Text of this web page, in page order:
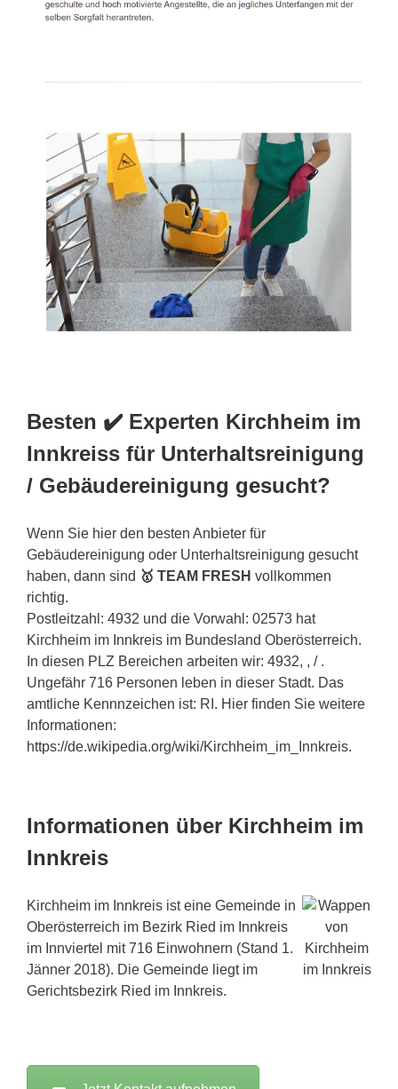
Besten ✔️ Experten Kirchheim im
Innkreiss für Unterhaltsreinigung
/ Gebäudereinigung gesucht?
Wenn Sie hier den besten Anbieter für
Gebäudereinigung oder Unterhaltsreinigung gesucht
haben, dann sind 🥇 TEAM FRESH vollkommen
richtig.
Postleitzahl: 4932 und die Vorwahl: 02573 hat
Kirchheim im Innkreis im Bundesland Oberösterreich.
In diesen PLZ Bereichen arbeiten wir: 4932, , / .
Ungefähr 716 Personen leben in dieser Stadt. Das
amtliche Kennnzeichen ist: RI. Hier finden Sie weitere
Informationen:
https://de.wikipedia.org/wiki/Kirchheim_im_Innkreis.
Informationen über Kirchheim im
Innkreis
Kirchheim im Innkreis ist eine Gemeinde in
Oberösterreich im Bezirk Ried im Innkreis
im Innviertel mit 716 Einwohnern (Stand 1.
Jänner 2018). Die Gemeinde liegt im
Gerichtsbezirk Ried im Innkreis.